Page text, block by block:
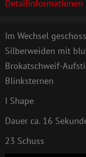
Detailinformationen
Im Wechsel
Silberweiden mit
Brokatschweif-
Blinksternen
I Shape
Dauer ca. 16
23 Schuss